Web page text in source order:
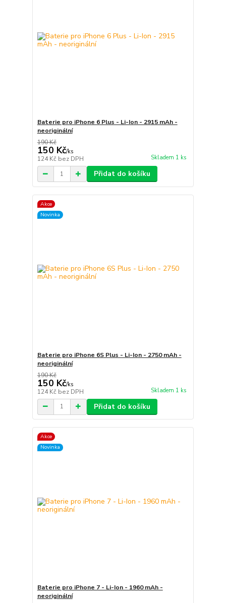
Baterie pro iPhone 6 Plus - Li-Ion - 2915 mAh -
neoriginální
190 Kč
150 Kč/ks
124 Kč bez DPH Skladem 1 ks
Přidat do košíku
Akce
Novinka
Baterie pro iPhone 6S Plus - Li-Ion - 2750 mAh -
neoriginální
190 Kč
150 Kč/ks
124 Kč bez DPH Skladem 1 ks
Přidat do košíku
Akce
Novinka
Baterie pro iPhone 7 - Li-Ion - 1960 mAh -
neoriginální